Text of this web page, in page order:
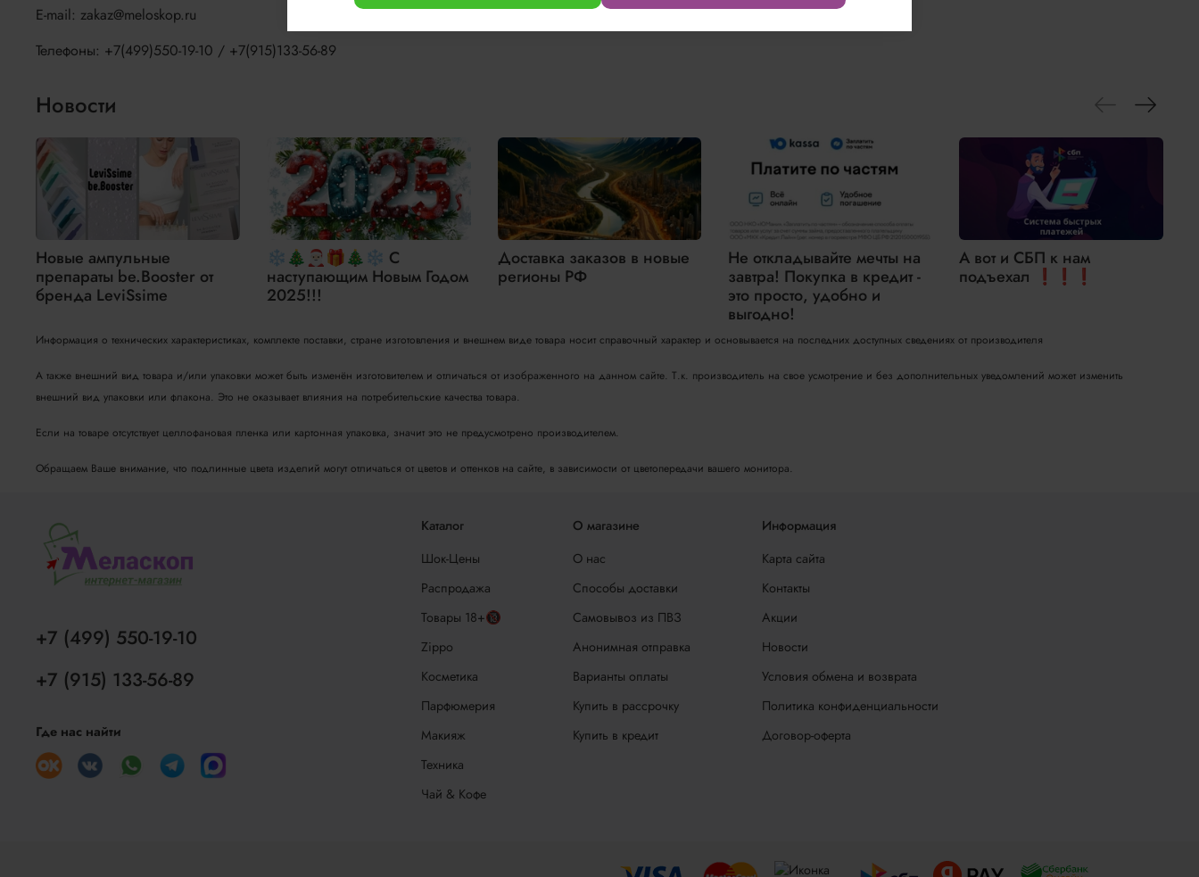
E-mail: zakaz@meloskop.ru
Телефоны: +7(499)550-19-10 / +7(915)133-56-89
Новости
Новые ампульные
препараты be.Booster от
бренда LeviSsime
❄🎄🎅🏻🎁🎄❄ С
наступающим Новым Годом
2025!!!
Доставка заказов в новые
регионы РФ
Не откладывайте мечты на
завтра! Покупка в кредит -
это просто, удобно и
выгодно!
А вот и СБП к нам
подъехал ❗❗❗
Информация о технических характеристиках, комплекте поставки, стране изготовления и внешнем виде товара носит справочный характер и основывается на последних доступных сведениях от производителя
А также внешний вид товара и/или упаковки может быть изменён изготовителем и отличаться от изображенного на данном сайте. Т.к. производитель на свое усмотрение и без дополнительных уведомлений может изменить
внешний вид упаковки или флакона. Это не оказывает влияния на потребительские качества товара.
Если на товаре отсутствует целлофановая пленка или картонная упаковка, значит это не предусмотрено производителем.
Обращаем Ваше внимание, что подлинные цвета изделий могут отличаться от цветов и оттенков на сайте, в зависимости от цветопередачи вашего монитора.
Каталог
Шок-Цены
Распродажа
Товары 18+🔞
Zippo
Косметика
Парфюмерия
Макияж
Техника
Чай & Кофе
О магазине
О нас
Способы доставки
Самовывоз из ПВЗ
Анонимная отправка
Варианты оплаты
Купить в рассрочку
Купить в кредит
Информация
Карта сайта
Контакты
Акции
Новости
Условия обмена и возврата
Политика конфиденциальности
Договор-оферта
+7 (499) 550-19-10
+7 (915) 133-56-89
Где нас найти